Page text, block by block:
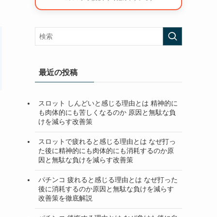
最近の投稿
スロット しんどいと感じる理由とは 精神的に
も肉体的にも苦しくなるのか 原因と無駄な負
けを減らす改善策
スロットで疲れると感じる理由とは なぜ打っ
た後に精神的にも肉体的にも消耗するのか原
因と無駄な負けを減らす改善策
パチンコ 疲れると感じる理由とは なぜ打った
後に消耗するのか原因と無駄な負けを減らす
改善策を徹底解説